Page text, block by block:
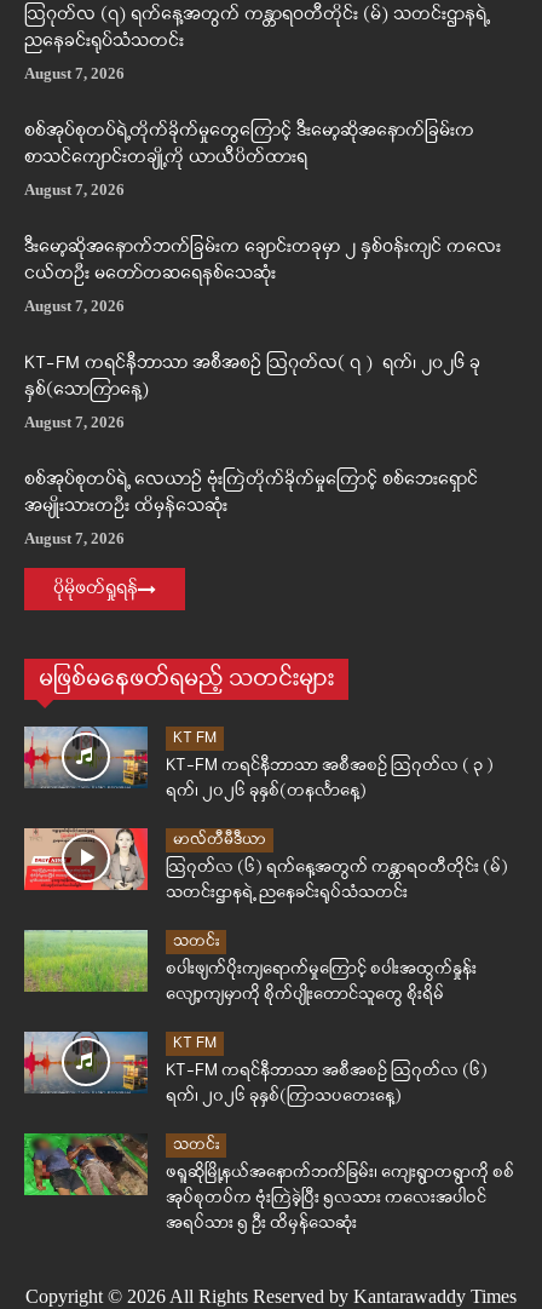
ဩဂုတ်လ (၇) ရက်နေ့အတွက် ကန္တာရဝတီတိုင်း (မ်) သတင်းဌာနရဲ့
ညနေခင်းရုပ်သံသတင်း
August 7, 2026
စစ်အုပ်စုတပ်ရဲ့တိုက်ခိုက်မှုတွေကြောင့် ဒီးမော့ဆိုအနောက်ခြမ်းက
စာသင်ကျောင်းတချို့ကို ယာယီပိတ်ထားရ
August 7, 2026
ဒီးမော့ဆိုအနောက်ဘက်ခြမ်းက ချောင်းတခုမှာ ၂ နှစ်ဝန်းကျင် ကလေး
ငယ်တဦး မတော်တဆရေနစ်သေဆုံး
August 7, 2026
KT-FM ကရင်နီဘာသာ အစီအစဉ် ဩဂုတ်လ( ၇ ) ရက်၊ ၂၀၂၆ ခု
နှစ်(သောကြာနေ့)
August 7, 2026
စစ်အုပ်စုတပ်ရဲ့ လေယာဉ် ဗုံးကြဲတိုက်ခိုက်မှုကြောင့် စစ်ဘေးရှောင်
အမျိုးသားတဦး ထိမှန်သေဆုံး
August 7, 2026
ပိုမိုဖတ်ရှုရန်
မဖြစ်မနေဖတ်ရမည့် သတင်းများ
KT FM
KT-FM ကရင်နီဘာသာ အစီအစဉ် ဩဂုတ်လ ( ၃ )
ရက်၊ ၂၀၂၆ ခုနှစ်(တနင်္လာနေ့)
မာလ်တီမီဒီယာ
ဩဂုတ်လ (၆) ရက်နေ့အတွက် ကန္တာရဝတီတိုင်း (မ်)
သတင်းဌာနရဲ့ ညနေခင်းရုပ်သံသတင်း
သတင်း
စပါးဖျက်ပိုးကျရောက်မှုကြောင့် စပါးအထွက်နှုန်း
လျော့ကျမှာကို စိုက်ပျိုးတောင်သူတွေ စိုးရိမ်
KT FM
KT-FM ကရင်နီဘာသာ အစီအစဉ် ဩဂုတ်လ (၆)
ရက်၊ ၂၀၂၆ ခုနှစ်(ကြာသပတေးနေ့)
သတင်း
ဖရူဆိုမြို့နယ်အနောက်ဘက်ခြမ်း၊ ကျေးရွာတရွာကို စစ်
အုပ်စုတပ်က ဗုံးကြဲခဲ့ပြီး ၅လသား ကလေးအပါဝင်
အရပ်သား ၅ ဦး ထိမှန်သေဆုံး
Copyright © 2026 All Rights Reserved by Kantarawaddy Times